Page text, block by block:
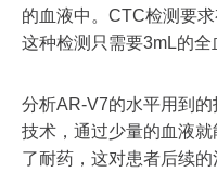
的血液中。CTC检测要
这种检测只需要3mL的全
分析AR-V7的水平用到的
技术，通过少量的血液
了耐药，这对患者后续的